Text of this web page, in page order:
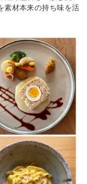
素材本来の持ち味を活